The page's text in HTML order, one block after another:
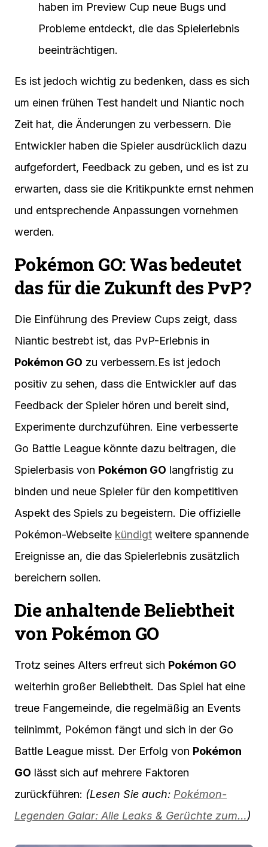
haben im Preview Cup neue Bugs und
Probleme entdeckt, die das Spielerlebnis
beeinträchtigen.
Es ist jedoch wichtig zu bedenken, dass es sich
um einen frühen Test handelt und Niantic noch
Zeit hat, die Änderungen zu verbessern. Die
Entwickler haben die Spieler ausdrücklich dazu
aufgefordert, Feedback zu geben, und es ist zu
erwarten, dass sie die Kritikpunkte ernst nehmen
und entsprechende Anpassungen vornehmen
werden.
Pokémon GO: Was bedeutet
das für die Zukunft des PvP?
Die Einführung des Preview Cups zeigt, dass
Niantic bestrebt ist, das PvP-Erlebnis in
Pokémon GO zu verbessern.Es ist jedoch
positiv zu sehen, dass die Entwickler auf das
Feedback der Spieler hören und bereit sind,
Experimente durchzuführen. Eine verbesserte
Go Battle League könnte dazu beitragen, die
Spielerbasis von Pokémon GO langfristig zu
binden und neue Spieler für den kompetitiven
Aspekt des Spiels zu begeistern. Die offizielle
Pokémon-Webseite kündigt weitere spannende
Ereignisse an, die das Spielerlebnis zusätzlich
bereichern sollen.
Die anhaltende Beliebtheit
von Pokémon GO
Trotz seines Alters erfreut sich Pokémon GO
weiterhin großer Beliebtheit. Das Spiel hat eine
treue Fangemeinde, die regelmäßig an Events
teilnimmt, Pokémon fängt und sich in der Go
Battle League misst. Der Erfolg von Pokémon
GO lässt sich auf mehrere Faktoren
zurückführen: (Lesen Sie auch: Pokémon-
Legenden Galar: Alle Leaks & Gerüchte zum…)